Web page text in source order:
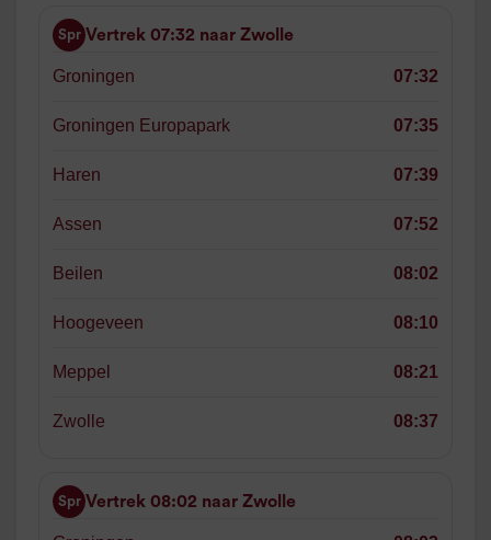
Spr Vertrek 07:32 naar Zwolle
Groningen 07:32
Groningen Europapark 07:35
Haren 07:39
Assen 07:52
Beilen 08:02
Hoogeveen 08:10
Meppel 08:21
Zwolle 08:37
Spr Vertrek 08:02 naar Zwolle